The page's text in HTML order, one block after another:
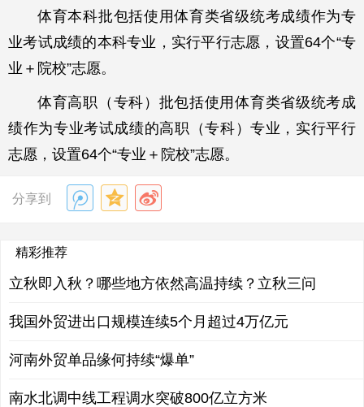
体育本科批包括使用体育类省级统考成绩作为专
业考试成绩的本科专业，实行平行志愿，设置64个“专
业＋院校”志愿。
体育高职（专科）批包括使用体育类省级统考成
绩作为专业考试成绩的高职（专科）专业，实行平行
志愿，设置64个“专业＋院校”志愿。
分享到
精彩推荐
立秋即入秋？哪些地方依然高温持续？立秋三问
我国外贸进出口规模连续5个月超过4万亿元
河南外贸单品缘何持续“爆单”
南水北调中线工程调水突破800亿立方米